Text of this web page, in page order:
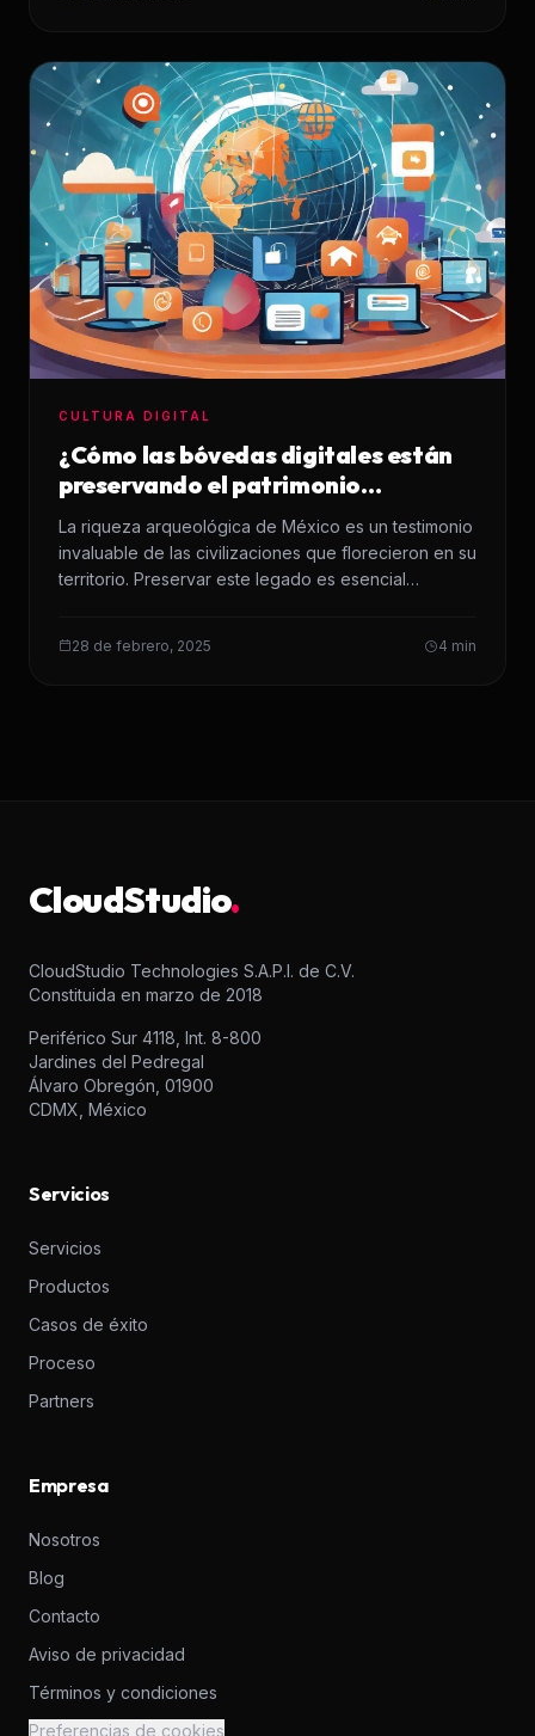
CULTURA DIGITAL
¿Cómo las bóvedas digitales están
preservando el patrimonio
arqueológico de México?
La riqueza arqueológica de México es un testimonio
invaluable de las civilizaciones que florecieron en su
territorio. Preservar este legado es esencial…
28 de febrero, 2025 4 min
CloudStudio.
CloudStudio Technologies S.A.P.I. de C.V.
Constituida en marzo de 2018
Periférico Sur 4118, Int. 8-800
Jardines del Pedregal
Álvaro Obregón, 01900
CDMX, México
Servicios
Servicios
Productos
Casos de éxito
Proceso
Partners
Empresa
Nosotros
Blog
Contacto
Aviso de privacidad
Términos y condiciones
Preferencias de cookies